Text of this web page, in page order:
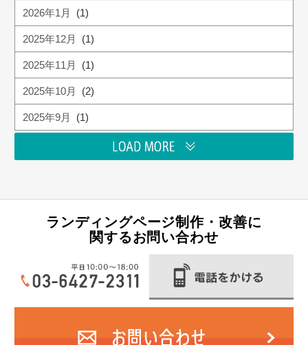
2026年1月 (1)
2025年12月 (1)
2025年11月 (1)
2025年10月 (2)
2025年9月 (1)
ランディングページ制作・改善に
関するお問い合わせ